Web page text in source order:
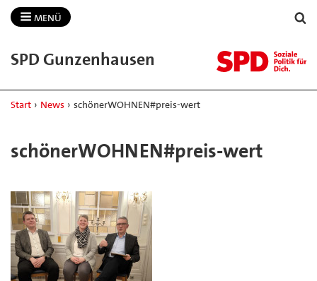
MENÜ
SPD Gunzenhausen
Start › News › schönerWOHNEN#preis-wert
schönerWOHNEN#preis-wert